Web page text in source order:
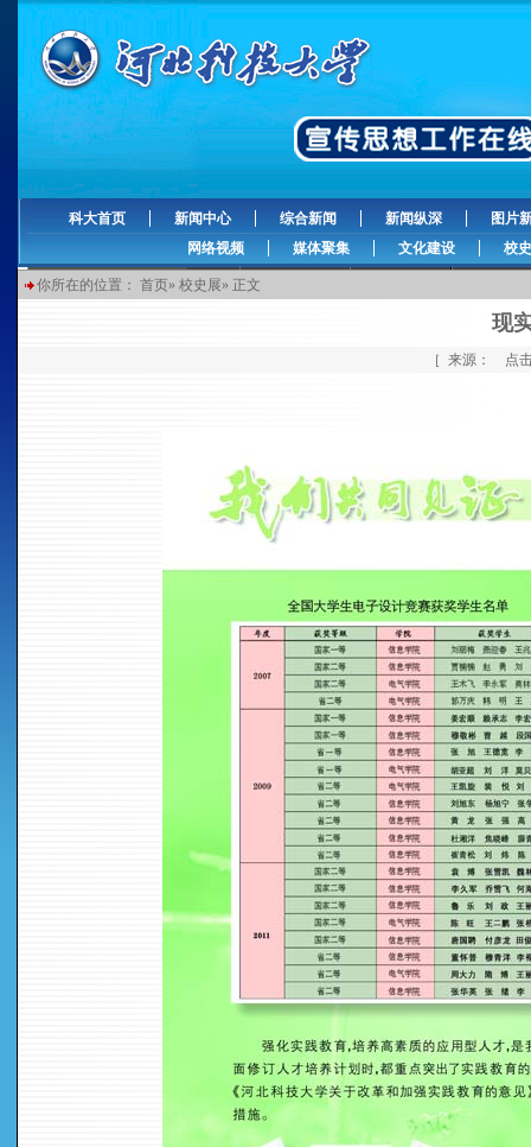
科大首页 新闻中心 综合新闻 新闻纵深
图片
网络视频
媒体聚集 文化建设 校
你所在的位置： 首页» 校史展» 正文
现
［ 来源： 点